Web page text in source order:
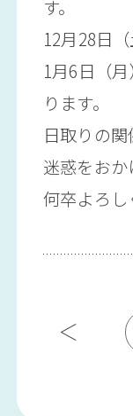
す。
12月28日
1月6日（
ります。
日取りの
迷惑をお
何卒よろ